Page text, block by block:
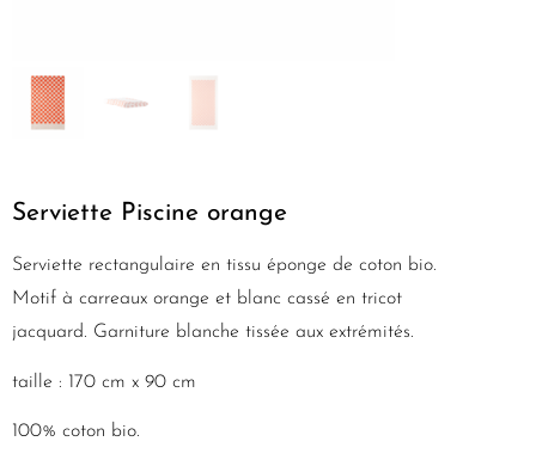
Serviette Piscine orange
Serviette rectangulaire en tissu éponge de coton bio.
Motif à carreaux orange et blanc cassé en tricot
jacquard. Garniture blanche tissée aux extrémités.
taille : 170 cm x 90 cm
100% coton bio.